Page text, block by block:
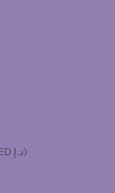
Verenigde Arabische Emiraten (AED د.إ)